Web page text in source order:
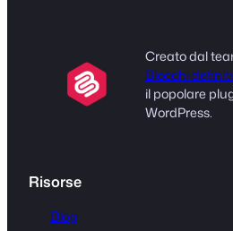
Creato dal
Blocchi
il popolare
WordPress.
Risorse
Blog